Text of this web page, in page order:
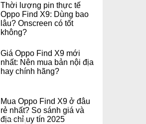
Thời lượng pin thực tế
Oppo Find X9: Dùng bao
lâu? Onscreen có tốt
không?
Giá Oppo Find X9 mới
nhất: Nên mua bản nội địa
hay chính hãng?
Mua Oppo Find X9 ở đâu
rẻ nhất? So sánh giá và
địa chỉ uy tín 2025